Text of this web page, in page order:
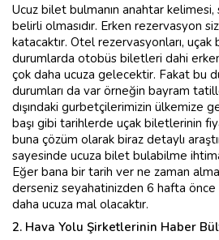
Ucuz bilet bulmanın anahtar
belirli olmasıdır. Erken rezervasyon
katacaktır. Otel rezervasyonları,
durumlarda otobüs biletleri dahi
çok daha ucuza gelecektir. Fakat bu
durumları da var örneğin bayram
dışındaki gurbetçilerimizin ülkemize
başı gibi tarihlerde uçak biletlerinin
buna çözüm olarak biraz detaylı
sayesinde ucuza bilet bulabilme
Eğer bana bir tarih ver ne zaman
derseniz seyahatinizden 6 hafta önce
daha ucuza mal olacaktır.
2. Hava Yolu Şirketlerinin Haber